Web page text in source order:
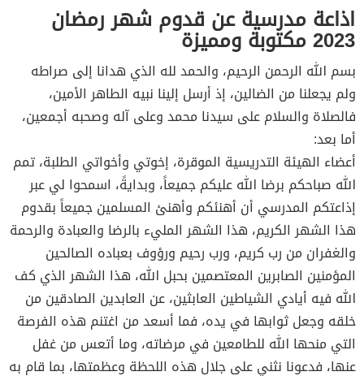
اذاعة مدرسية عن قدوم شهر رمضان
2023 مكتوبة ومميزة
بسم الله الرحمن الرحيم، والحمد لله الذي هدانا إلى صراطه
ولم يجعلنا من الضالين، إذ أرسل إلينا نبيه الطاهر الأمين،
فالصلاة والسلام على سيدنا محمد وعلى آله وصحبه أجمعين،
أما بعد:
أعضاء الهيئة التدريسية الموقرة، إخوتي وأخواتي الطلبة، تمم
الله صباحكم برضا الله عليكم جميعاً، وبدايةً، اسمحوا لي عبر
إذاعتكم المدرسي أن أهنئكم وأهنئ المسلمين جميعاً بقدوم
هذا الشهر الكريم، هذا الشهر المليء بالرضا والعبادة والرحمة
والغفران من رب كريم، ورب رحيم ورؤوف بعباده الصالحين
المؤمنين الصابرين المعتصمين بحبل الله، هذا الشهر الذي كف
الله فيه أيادي الشياطين العابثين، عن العابدين الصادقين من
خلقه وجعل ثوابها في يده، فما أسعد من اغتنم هذه الفرصة
التي منحها الله للطامعين في مرضاته، وما أتعس من غفل
عنها، فدعونا نثني على جلال هذه اللحظة وعظمتها، بما قام به